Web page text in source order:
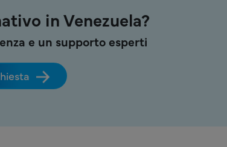
in Venezuela?
e un supporto esperti